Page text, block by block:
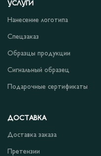
УСЛУГИ
Нанесение логотипа
Спецзаказ
Образцы продукции
Сигнальный образец
Подарочные сертификаты
ДОСТАВКА
Доставка заказа
Претензии